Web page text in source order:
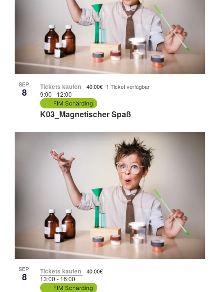
SEP.
8
K03_Magnetischer Spaß
9:00-12:00
FIM Schärding
Tickets kaufen 40,00€ 1 Ticket verfügbar
SEP.
8 13:00-16:00
FIM Schärding
Tickets kaufen 40,00€